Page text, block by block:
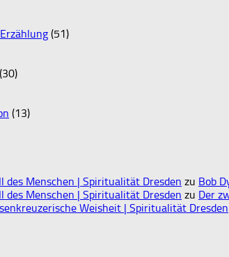
(51)
(30)
(13)
des Menschen | Spiritualität Dresden zu Bob
des Menschen | Spiritualität Dresden zu Der
Weisheit | Spiritualität Dresden